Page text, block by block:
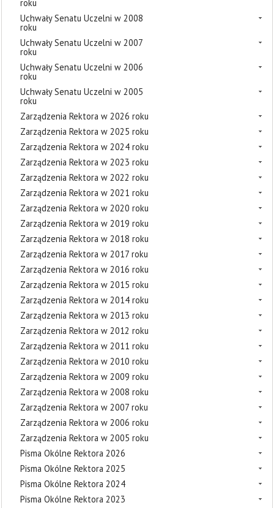
roku
Uchwały Senatu Uczelni w 2008
roku
Uchwały Senatu Uczelni w 2007
roku
Uchwały Senatu Uczelni w 2006
roku
Uchwały Senatu Uczelni w 2005
roku
Zarządzenia Rektora w 2026 roku
Zarządzenia Rektora w 2025 roku
Zarządzenia Rektora w 2024 roku
Zarządzenia Rektora w 2023 roku
Zarządzenia Rektora w 2022 roku
Zarządzenia Rektora w 2021 roku
Zarządzenia Rektora w 2020 roku
Zarządzenia Rektora w 2019 roku
Zarządzenia Rektora w 2018 roku
Zarządzenia Rektora w 2017 roku
Zarządzenia Rektora w 2016 roku
Zarządzenia Rektora w 2015 roku
Zarządzenia Rektora w 2014 roku
Zarządzenia Rektora w 2013 roku
Zarządzenia Rektora w 2012 roku
Zarządzenia Rektora w 2011 roku
Zarządzenia Rektora w 2010 roku
Zarządzenia Rektora w 2009 roku
Zarządzenia Rektora w 2008 roku
Zarządzenia Rektora w 2007 roku
Zarządzenia Rektora w 2006 roku
Zarządzenia Rektora w 2005 roku
Pisma Okólne Rektora 2026
Pisma Okólne Rektora 2025
Pisma Okólne Rektora 2024
Pisma Okólne Rektora 2023